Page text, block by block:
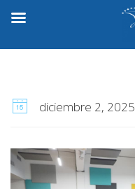
diciembre 2, 2025